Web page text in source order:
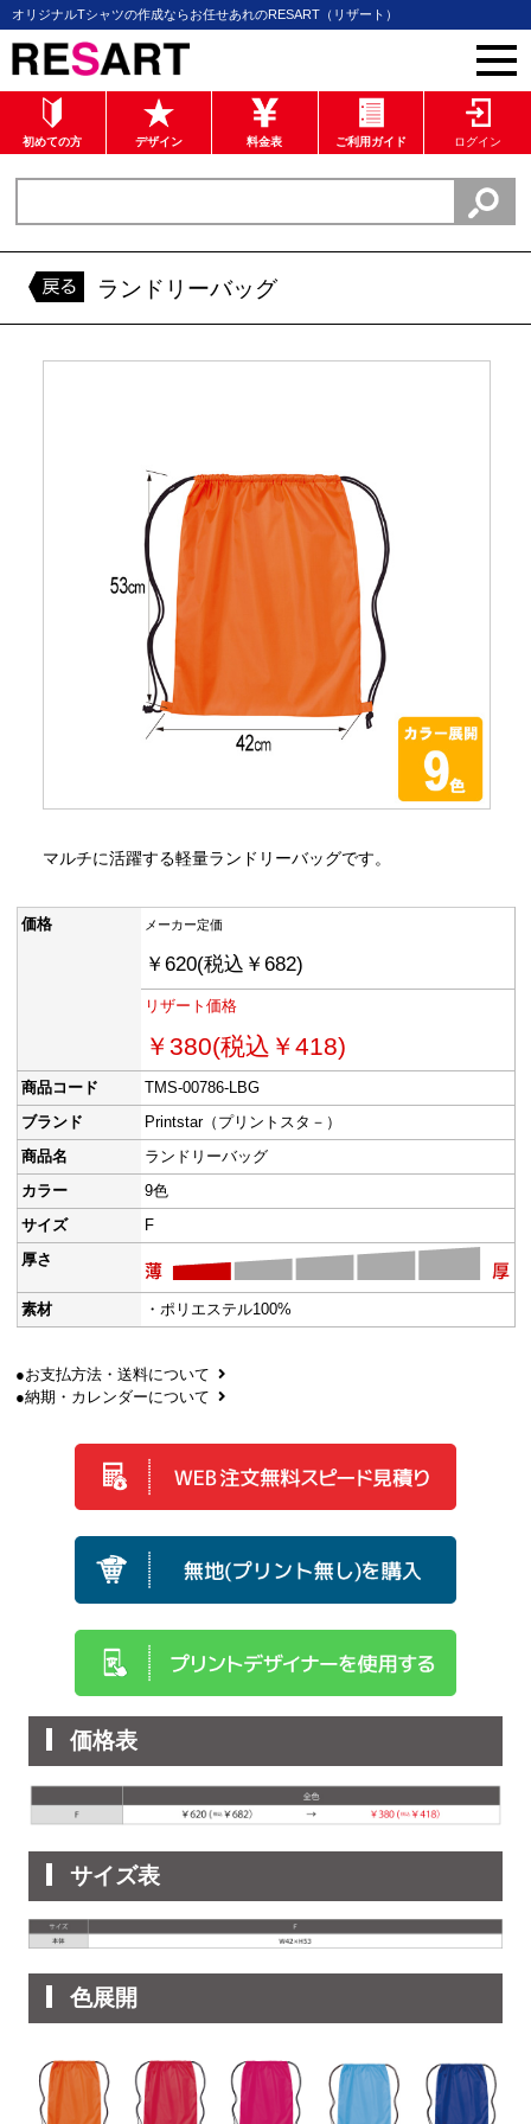
オリジナルTシャツの作成ならお任せあれのRESART（リザート）
初めての方 デザイン 料金表 ご利用ガイド ログイン
ランドリーバッグ
マルチに活躍する軽量ランドリーバッグです。
価格 メーカー定価
￥620(税込￥682)
リザート価格
￥380(税込￥418)
商品コード
TMS-00786-LBG
ブランド
Printstar（プリントスタ－）
商品名
ランドリーバッグ
カラー
9色
サイズ
F
厚さ
素材 ・ポリエステル100%
●お支払方法・送料について
●納期・カレンダーについて
価格表
サイズ表
色展開